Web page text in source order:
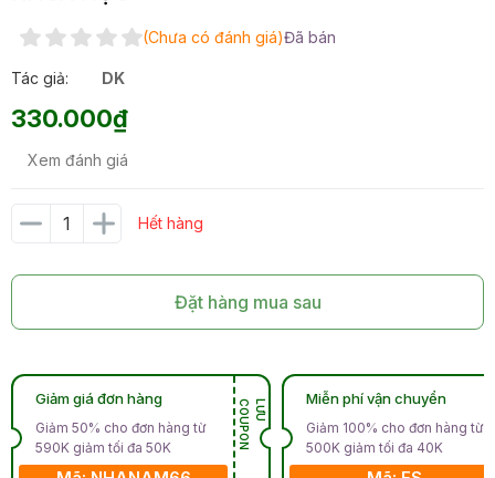
(Chưa có đánh giá)Đã bán
Tác giả: DK
330.000₫
Xem đánh giá
Hết hàng
Đặt hàng mua sau
Giảm giá đơn hàng
Giảm 50% cho đơn hàng từ
590K giảm tối đa 50K
L
Ư
U
C
O
U
P
O
N
Miễn phí vận chuyển
Giảm 100% cho đơn hàng từ
500K giảm tối đa 40K